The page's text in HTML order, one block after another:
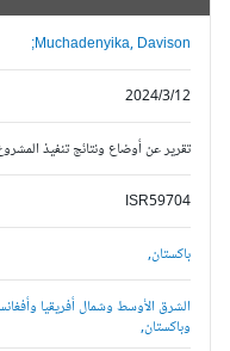
Muchadenyika, Davison;
2024/3/12
تقرير عن أوضاع ونتائج تنفيذ المشروع
ISR59704
باكستان,
الشرق الأوسط وشمال أفريقيا وأفغانستان
وباكستان,